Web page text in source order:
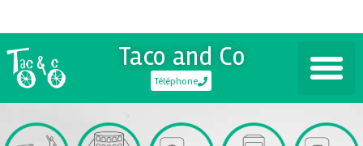
Taco and Co
Téléphone